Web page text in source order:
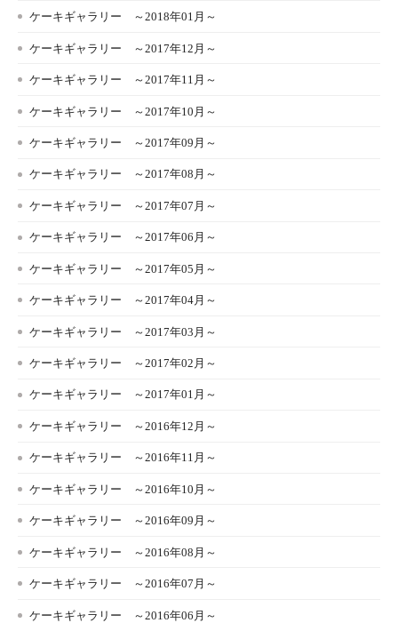
ケーキギャラリー ～2018年01月～
ケーキギャラリー ～2017年12月～
ケーキギャラリー ～2017年11月～
ケーキギャラリー ～2017年10月～
ケーキギャラリー ～2017年09月～
ケーキギャラリー ～2017年08月～
ケーキギャラリー ～2017年07月～
ケーキギャラリー ～2017年06月～
ケーキギャラリー ～2017年05月～
ケーキギャラリー ～2017年04月～
ケーキギャラリー ～2017年03月～
ケーキギャラリー ～2017年02月～
ケーキギャラリー ～2017年01月～
ケーキギャラリー ～2016年12月～
ケーキギャラリー ～2016年11月～
ケーキギャラリー ～2016年10月～
ケーキギャラリー ～2016年09月～
ケーキギャラリー ～2016年08月～
ケーキギャラリー ～2016年07月～
ケーキギャラリー ～2016年06月～